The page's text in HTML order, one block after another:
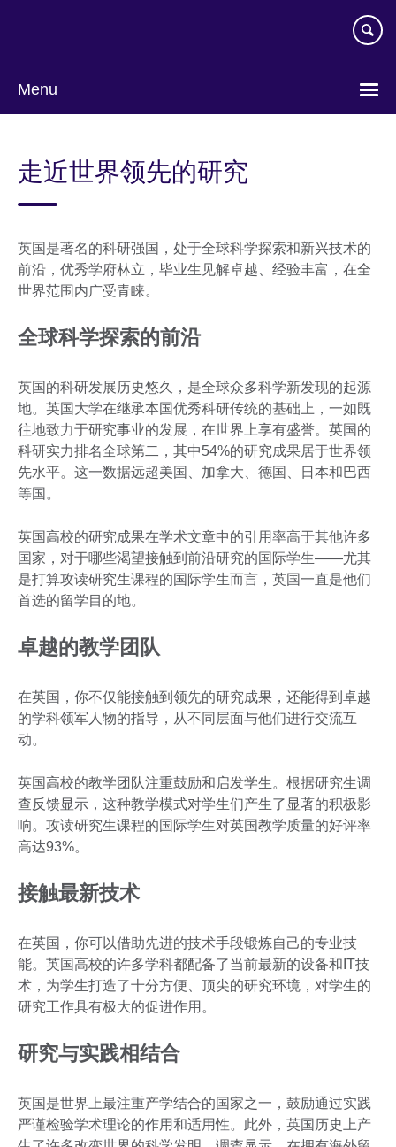
Menu
language
走近世界领先的研究
英国是著名的科研强国，处于全球科学探索和新兴技术的
前沿，优秀学府林立，毕业生见解卓越、经验丰富，在全
世界范围内广受青睐。
全球科学探索的前沿
英国的科研发展历史悠久，是全球众多科学新发现的起源
地。英国大学在继承本国优秀科研传统的基础上，一如既
往地致力于研究事业的发展，在世界上享有盛誉。英国的
科研实力排名全球第二，其中54%的研究成果居于世界领
先水平。这一数据远超美国、加拿大、德国、日本和巴西
等国。
英国高校的研究成果在学术文章中的引用率高于其他许多
国家，对于哪些渴望接触到前沿研究的国际学生——尤其
是打算攻读研究生课程的国际学生而言，英国一直是他们
首选的留学目的地。
卓越的教学团队
在英国，你不仅能接触到领先的研究成果，还能得到卓越
的学科领军人物的指导，从不同层面与他们进行交流互
动。
英国高校的教学团队注重鼓励和启发学生。根据研究生调
查反馈显示，这种教学模式对学生们产生了显著的积极影
响。攻读研究生课程的国际学生对英国教学质量的好评率
高达93%。
接触最新技术
在英国，你可以借助先进的技术手段锻炼自己的专业技
能。英国高校的许多学科都配备了当前最新的设备和IT技
术，为学生打造了十分方便、顶尖的研究环境，对学生的
研究工作具有极大的促进作用。
研究与实践相结合
英国是世界上最注重产学结合的国家之一，鼓励通过实践
严谨检验学术理论的作用和适用性。此外，英国历史上产